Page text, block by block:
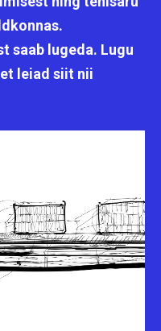
saab lugeda. Lugu
leiad siit nii